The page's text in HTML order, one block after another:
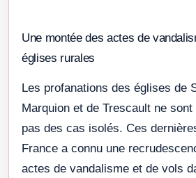
Une montée des actes de
églises rurales
Les profanations des églises de
Marquion et de Trescault ne
pas des cas isolés. Ces
France a connu une
actes de vandalisme et de vols